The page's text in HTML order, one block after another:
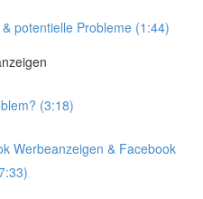
potentielle Probleme (1:44)
(3:18)
Werbeanzeigen & Facebook